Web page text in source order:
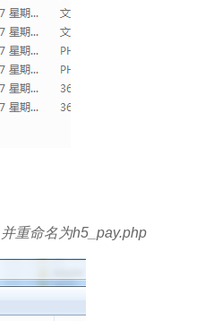
重命名为h5_pay.php